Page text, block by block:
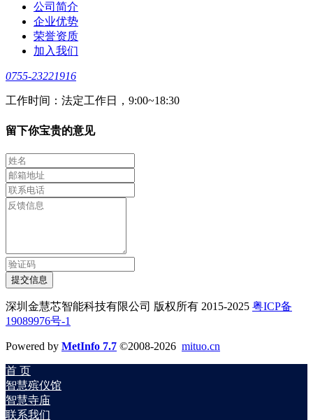
公司简介
企业优势
荣誉资质
加入我们
0755-23221916
工作时间：法定工作日，9:00~18:30
留下你宝贵的意见
提交信息
深圳金慧芯智能科技有限公司 版权所有 2015-2025 粤ICP备
19089976号-1
Powered by MetInfo 7.7 ©2008-2026 mituo.cn
首 页
智慧殡仪馆
智慧寺庙
联系我们